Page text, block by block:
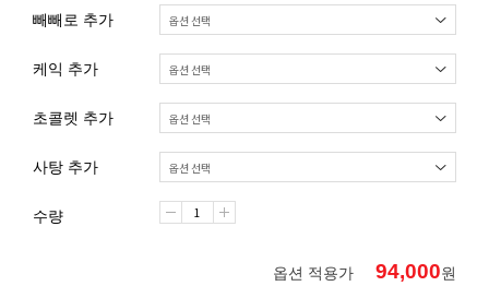
빼빼로 추가
케익 추가
초콜렛 추가
사탕 추가
수량
옵션 적용가 94,000원